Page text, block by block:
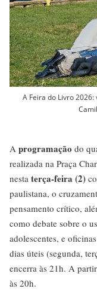
A Feira do Livro
A programação do
realizada na Praça
nesta terça-feira (2)
paulistana, o
pensamento crítico,
como debate sobre o
adolescentes, e
dias úteis (segunda,
encerra às 21h. A
às 20h.